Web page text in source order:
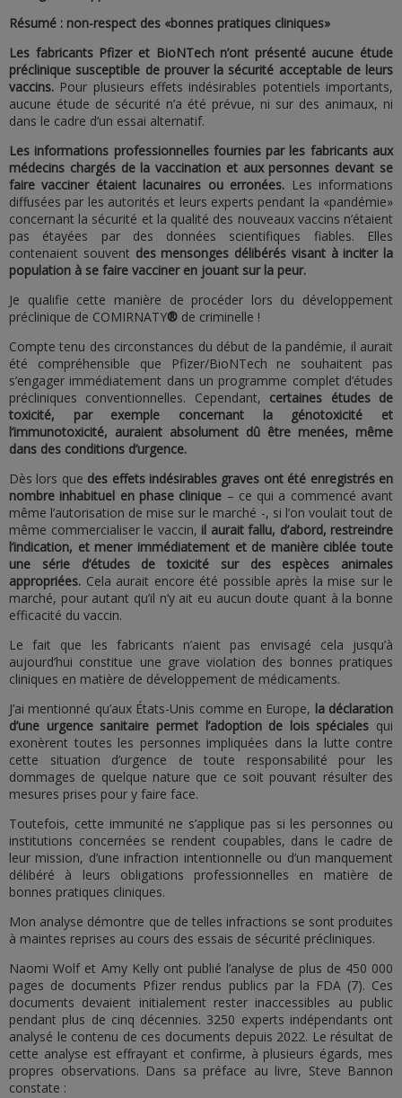
Résumé : non-respect des «bonnes pratiques cliniques»
Les fabricants Pfizer et BioNTech n’ont présenté aucune étude
préclinique susceptible de prouver la sécurité acceptable de leurs
vaccins. Pour plusieurs effets indésirables potentiels importants,
aucune étude de sécurité n’a été prévue, ni sur des animaux, ni
dans le cadre d’un essai alternatif.
Les informations professionnelles fournies par les fabricants aux
médecins chargés de la vaccination et aux personnes devant se
faire vacciner étaient lacunaires ou erronées. Les informations
diffusées par les autorités et leurs experts pendant la «pandémie»
concernant la sécurité et la qualité des nouveaux vaccins n’étaient
pas étayées par des données scientifiques fiables. Elles
contenaient souvent des mensonges délibérés visant à inciter la
population à se faire vacciner en jouant sur la peur.
Je qualifie cette manière de procéder lors du développement
préclinique de COMIRNATY® de criminelle !
Compte tenu des circonstances du début de la pandémie, il aurait
été compréhensible que Pfizer/BioNTech ne souhaitent pas
s’engager immédiatement dans un programme complet d’études
précliniques conventionnelles. Cependant, certaines études de
toxicité, par exemple concernant la génotoxicité et
l’immunotoxicité, auraient absolument dû être menées, même
dans des conditions d’urgence.
Dès lors que des effets indésirables graves ont été enregistrés en
nombre inhabituel en phase clinique – ce qui a commencé avant
même l’autorisation de mise sur le marché -, si l’on voulait tout de
même commercialiser le vaccin, il aurait fallu, d’abord, restreindre
l’indication, et mener immédiatement et de manière ciblée toute
une série d’études de toxicité sur des espèces animales
appropriées. Cela aurait encore été possible après la mise sur le
marché, pour autant qu’il n’y ait eu aucun doute quant à la bonne
efficacité du vaccin.
Le fait que les fabricants n’aient pas envisagé cela jusqu’à
aujourd’hui constitue une grave violation des bonnes pratiques
cliniques en matière de développement de médicaments.
J’ai mentionné qu’aux États-Unis comme en Europe, la déclaration
d’une urgence sanitaire permet l’adoption de lois spéciales qui
exonèrent toutes les personnes impliquées dans la lutte contre
cette situation d’urgence de toute responsabilité pour les
dommages de quelque nature que ce soit pouvant résulter des
mesures prises pour y faire face.
Toutefois, cette immunité ne s’applique pas si les personnes ou
institutions concernées se rendent coupables, dans le cadre de
leur mission, d’une infraction intentionnelle ou d’un manquement
délibéré à leurs obligations professionnelles en matière de
bonnes pratiques cliniques.
Mon analyse démontre que de telles infractions se sont produites
à maintes reprises au cours des essais de sécurité précliniques.
Naomi Wolf et Amy Kelly ont publié l’analyse de plus de 450 000
pages de documents Pfizer rendus publics par la FDA (7). Ces
documents devaient initialement rester inaccessibles au public
pendant plus de cinq décennies. 3250 experts indépendants ont
analysé le contenu de ces documents depuis 2022. Le résultat de
cette analyse est effrayant et confirme, à plusieurs égards, mes
propres observations. Dans sa préface au livre, Steve Bannon
constate :